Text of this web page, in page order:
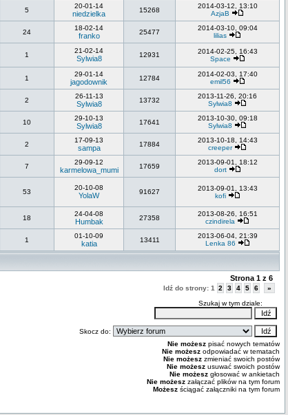
5
20-01-14
niedzielka 15268
2014-03-12, 13:10
AzjaB
24
18-02-14
franko 25477
2014-03-10, 09:04
lilias
1
21-02-14
Sylwia8 12931
2014-02-25, 16:43
Space
1
29-01-14
jagodownik 12784
2014-02-03, 17:40
emil56
2
26-11-13
Sylwia8 13732
2013-11-26, 20:16
Sylwia8
10
29-10-13
Sylwia8 17641
2013-10-30, 09:18
Sylwia8
2
17-09-13
sampa 17884
2013-10-18, 14:43
creeper
7
29-09-12
karmelowa_mumi 17659
2013-09-01, 18:12
dort
53
20-10-08
YolaW 91627
2013-09-01, 13:43
kofi
18
24-04-08
Humbak 27358
2013-08-26, 16:51
czindirela
1
01-10-09
katia 13411
2013-06-04, 21:39
Lenka 86
Strona 1 z 6
Idź do strony: 1 2 3 4 5 6
»
Szukaj w tym dziale:
Skocz do:
Nie możesz pisać nowych tematów
Nie możesz odpowiadać w tematach
Nie możesz zmieniać swoich postów
Nie możesz usuwać swoich postów
Nie możesz głosować w ankietach
Nie możesz załączać plików na tym forum
Możesz ściągać załączniki na tym forum